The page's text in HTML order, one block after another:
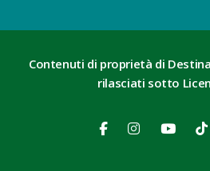
Contenuti di proprietà di
rilasciati sotto